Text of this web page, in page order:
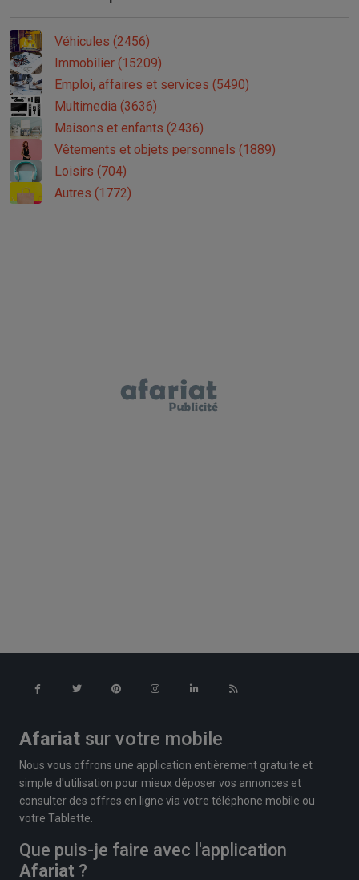
Véhicules (2456)
Immobilier (15209)
Emploi, affaires et services (5490)
Multimedia (3636)
Maisons et enfants (2436)
Vêtements et objets personnels (1889)
Loisirs (704)
Autres (1772)
Afariat sur votre mobile
Nous vous offrons une application entièrement gratuite et
simple d'utilisation pour mieux déposer vos annonces et
consulter des offres en ligne via votre téléphone mobile ou
votre Tablette.
Que puis-je faire avec l'application
Afariat ?